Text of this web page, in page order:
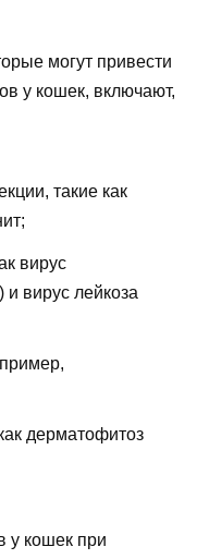
могут привести
у кошек, включают,
такие как
вирус
вирус лейкоза
дерматофитоз
у кошек при